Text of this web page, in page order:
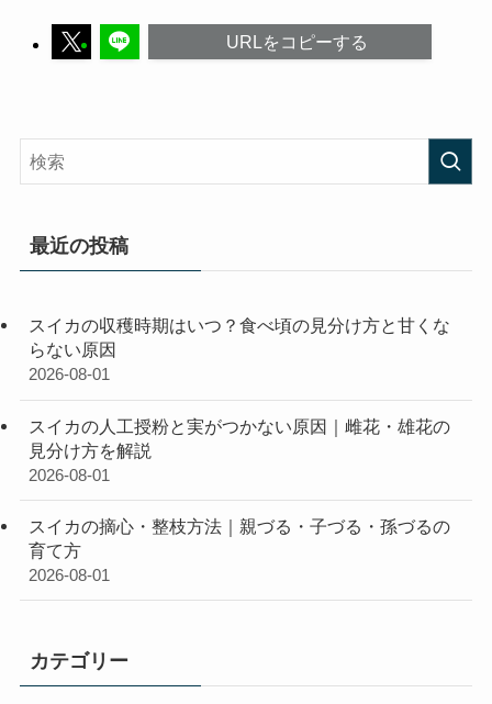
URLをコピーする
最近の投稿
スイカの収穫時期はいつ？食べ頃の見分け方と甘くな
らない原因
2026-08-01
スイカの人工授粉と実がつかない原因｜雌花・雄花の
見分け方を解説
2026-08-01
スイカの摘心・整枝方法｜親づる・子づる・孫づるの
育て方
2026-08-01
カテゴリー